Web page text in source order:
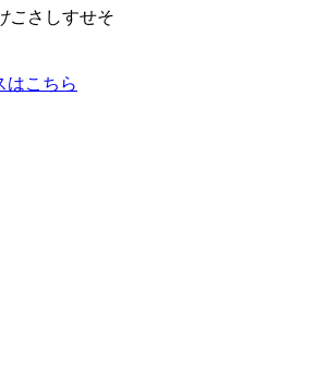
こ さしすせそ
はこちら